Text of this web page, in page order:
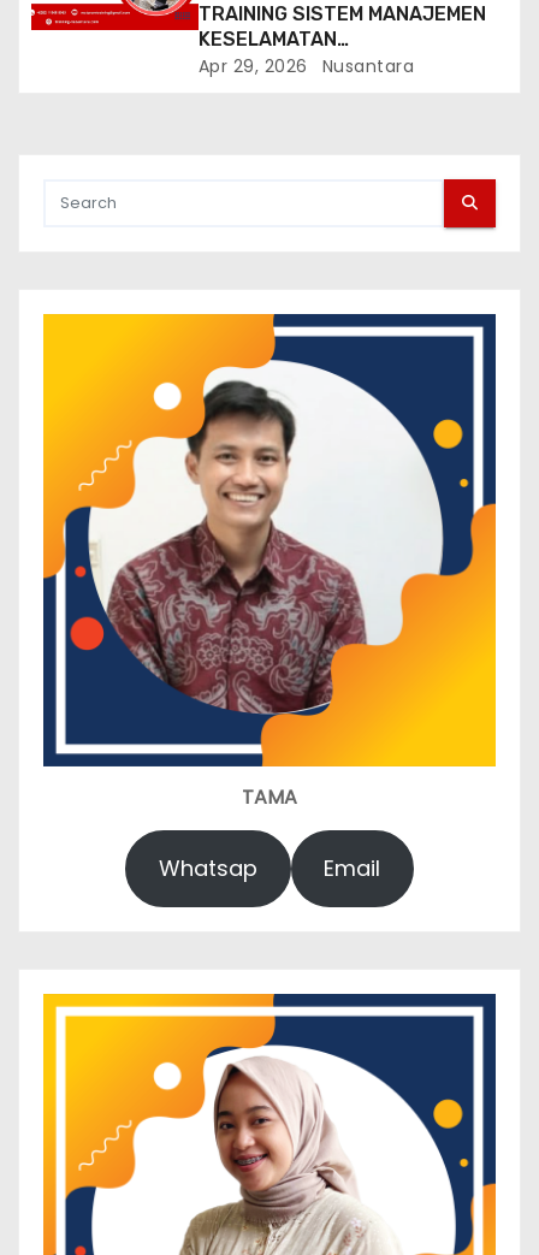
TRAINING SISTEM MANAJEMEN
KESELAMATAN
PERKERETAAPIAN (SMKP)
Apr 29, 2026 Nusantara
TAMA
Whatsap Email